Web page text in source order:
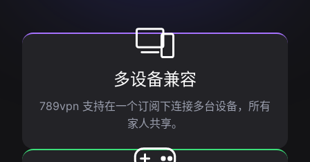
多设备兼容
789vpn 支持在一个订阅下连接多台设备，所有
家人共享。